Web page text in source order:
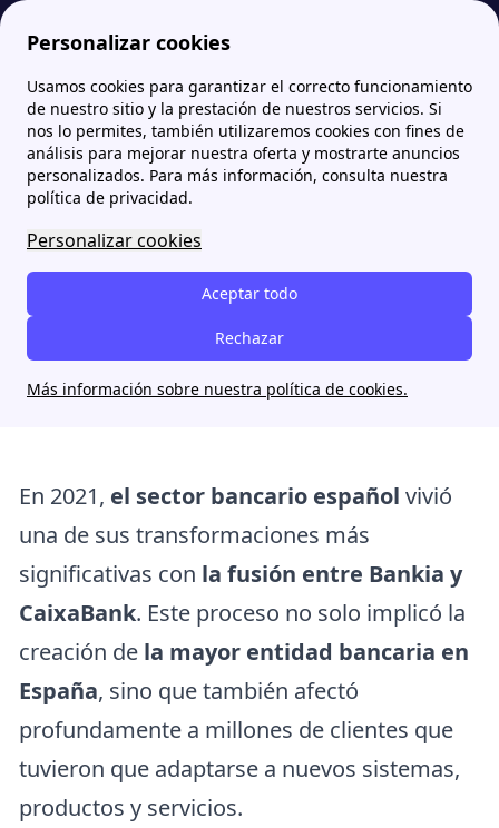
Personalizar cookies
Usamos cookies para garantizar el correcto funcionamiento
de nuestro sitio y la prestación de nuestros servicios. Si
nos lo permites, también utilizaremos cookies con fines de
análisis para mejorar nuestra oferta y mostrarte anuncios
personalizados. Para más información, consulta nuestra
política de privacidad.
Personalizar cookies
Aceptar todo
Rechazar
Más información sobre nuestra política de cookies.
Papernest.es blog El cambio de Bankia a CaixaBank: ¿Qué significó para los clientes?
El cambio de Bankia a
CaixaBank: ¿Qué significó
para los clientes?
Oscar Pacheco
2 septembre 2024
En 2021, el sector bancario español vivió
una de sus transformaciones más
significativas con la fusión entre Bankia y
CaixaBank. Este proceso no solo implicó la
creación de la mayor entidad bancaria en
España, sino que también afectó
profundamente a millones de clientes que
tuvieron que adaptarse a nuevos sistemas,
productos y servicios.